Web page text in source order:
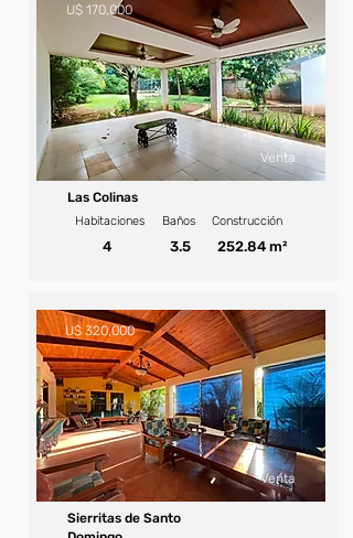
Venta
U$ 170,000
Las Colinas
Habitaciones Baños Construcción
4 3.5 252.84 m²
Venta
U$ 320,000
Sierritas de Santo